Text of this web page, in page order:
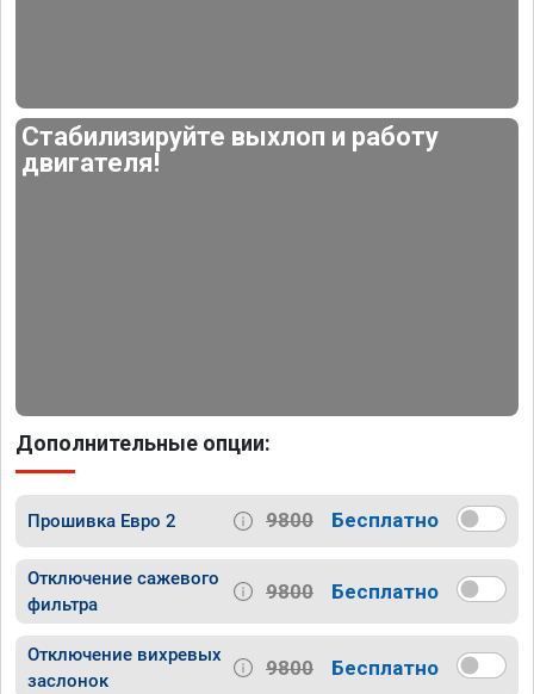
Стабилизируйте выхлоп и работу
двигателя!
Дополнительные опции:
Прошивка Евро 2 9800 Бесплатно
Отключение сажевого
фильтра
9800 Бесплатно
Отключение вихревых
заслонок
9800 Бесплатно